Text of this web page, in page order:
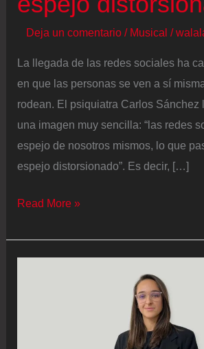
Deja un comentario / Musical /
La llegada de las redes sociales ha
en que las personas se ven a sí
rodean. El psiquiatra Carlos Sánchez
una imagen muy sencilla: “las redes
espejo de nosotros mismos, lo que
espejo distorsionado”. Es decir, […]
Carlos
psiquiatra:
Read More »